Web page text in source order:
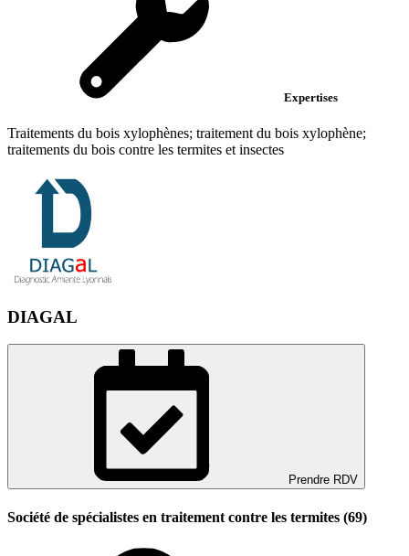
Expertises
Traitements du bois xylophènes; traitement du bois xylophène;
traitements du bois contre les termites et insectes
DIAGAL
Prendre RDV
Société de spécialistes en traitement contre les termites (69)